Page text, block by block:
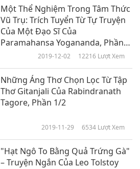
Một Thể Nghiệm Trong Tâm Thức
Vũ Trụ: Trích Tuyển Từ Tự Truyện
Của Một Đạo Sĩ Của
Paramahansa Yogananda, Phần
2019-12-02 12216 Lượt Xem
Những Áng Thơ Chọn Lọc Từ Tập
Thơ Gitanjali Của Rabindranath
Tagore, Phần 1/2
2019-11-29 6534 Lượt Xem
"Hạt Ngô To Bằng Quả Trứng Gà"
– Truyện Ngắn Của Leo Tolstoy